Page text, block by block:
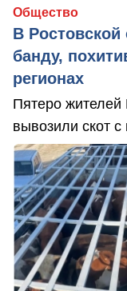
Общество
В Ростовской
банду,
регионах
Пятеро жителей
вывозили скот